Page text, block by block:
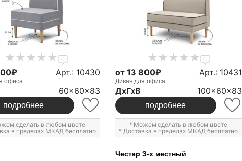
0
Арт.: 10430
офиса
60x60x83
подробнее
сделать в любом цвете
в пределах МКАД бесплатно
0
от 13 800₽ Арт.: 10431
Диван для офиса
ДxГxВ 100x60x83
подробнее
* Можем сделать в любом цвете
* Доставка в пределах МКАД бесплатно
Честер 3-х местный